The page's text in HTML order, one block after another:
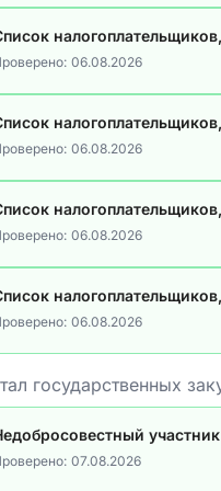
06.08.2026
06.08.2026
06.08.2026
06.08.2026
государственных
07.08.2026